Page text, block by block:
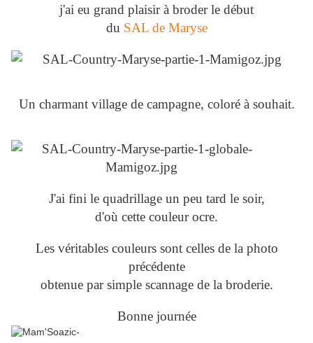
j'ai eu grand plaisir à broder le début
du SAL de Maryse
Un charmant village de campagne, coloré à souhait.
J'ai fini le quadrillage un peu tard le soir,
d'où cette couleur ocre.
Les véritables couleurs sont celles de la photo
précédente
obtenue par simple scannage de la broderie.
Bonne journée